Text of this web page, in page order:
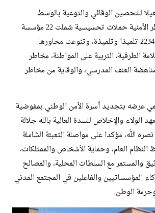
للتحصين الوقائي والتوعية بالوسط
المدرسي، نظمت الأطر الأمنية حملات تحسيسية شملت 22 مؤسسة
تعليمية، استفاد منها 2234 تلميذا وتلميذة، وتنوعت محاورها
الطرقية، التربية على المواطنة، مخاطر
العنف المدرسي، والوقاية من مخاطر
عرضه بتجديد أسرة الأمن الوطني بمفوضية
الولاء والإخلاص للسدة العالية بالله جلالة
الله، مؤكدا على مواصلة التعبئة الشاملة
النظام العام، وحماية الأشخاص والممتلكات،
والمستمر مع السلطات المحلية، والمصالح
المؤسساتيين والفاعلين في المجتمع المدني
الوطن.